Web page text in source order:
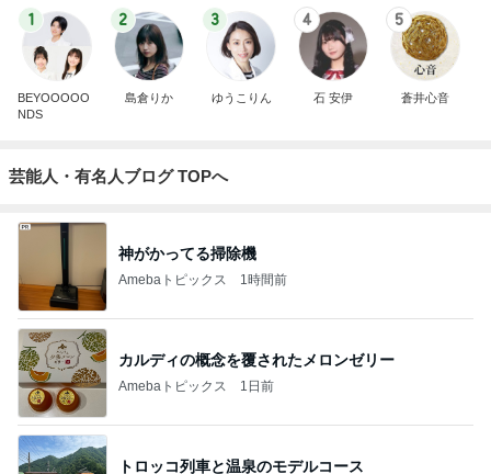
1
BEYOOOOO
NDS
2
島倉りか
3
ゆうこりん
4
石 安伊
5
蒼井心音
芸能人・有名人ブログ TOPへ
神がかってる掃除機
Amebaトピックス 1時間前
カルディの概念を覆されたメロンゼリー
Amebaトピックス 1日前
トロッコ列車と温泉のモデルコース